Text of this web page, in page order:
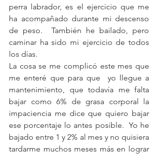
perra labrador, es el ejercicio que me
ha acompañado durante mi descenso
de peso.  También he bailado, pero
caminar ha sido mi ejercicio de todos
los días.
La cosa se me complicó este mes que
me enteré que para que  yo llegue a
mantenimiento, que todavía me falta
bajar como 6% de grasa corporal la
impaciencia me dice que quiero bajar
ese porcentaje lo antes posible.  Yo he
bajado entre 1 y 2% al mes y no quisiera
tardarme muchos meses más en lograr